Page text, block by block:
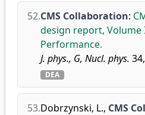
52.CMS Collaboration:
design report, Volume
Performance.
J. phys., G, Nucl. phys.
DEA
53.Dobrzynski, L., CMS